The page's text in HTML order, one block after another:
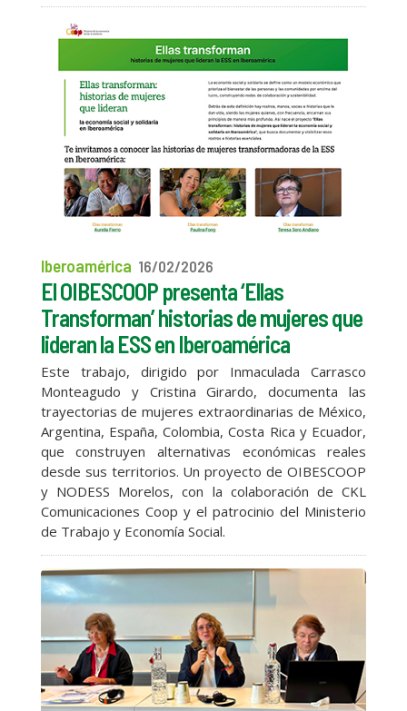
Iberoamérica 16/02/2026
El OIBESCOOP presenta ‘Ellas
Transforman’ historias de mujeres que
lideran la ESS en Iberoamérica
Este trabajo, dirigido por Inmaculada Carrasco
Monteagudo y Cristina Girardo, documenta las
trayectorias de mujeres extraordinarias de México,
Argentina, España, Colombia, Costa Rica y Ecuador,
que construyen alternativas económicas reales
desde sus territorios. Un proyecto de OIBESCOOP
y NODESS Morelos, con la colaboración de CKL
Comunicaciones Coop y el patrocinio del Ministerio
de Trabajo y Economía Social.